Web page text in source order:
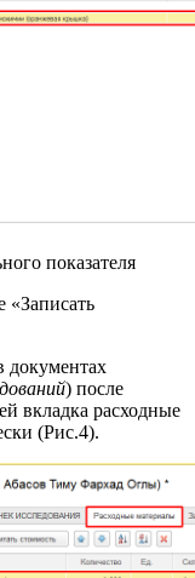
показателя
«Записать
документах
) после
вкладка расходные
(Рис.4).